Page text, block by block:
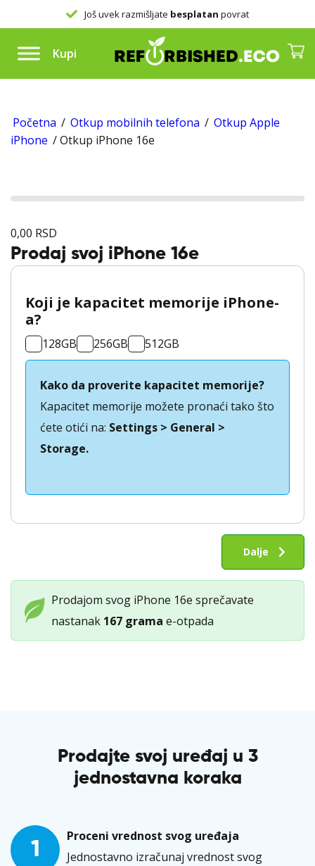
Još uvek razmišljate besplatan povrat
Kupi
Početna / Otkup mobilnih telefona / Otkup Apple
iPhone / Otkup iPhone 16e
0,00 RSD
Prodaj svoj iPhone 16e
Koji je kapacitet memorije iPhone-
a?
128GB 256GB 512GB
Kako da proverite kapacitet memorije?
Kapacitet memorije možete pronaći tako što
ćete otići na: Settings > General >
Storage.
Dalje
količina
Prodajom svog iPhone 16e sprečavate
nastanak 167 grama e-otpada
Prodajte svoj uređaj u 3
jednostavna koraka
1
Proceni vrednost svog uređaja
Jednostavno izračunaj vrednost svog